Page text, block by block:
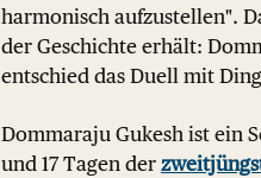
harmonisch aufzustellen".
der Geschichte erhält:
entschied das Duell mit
Dommaraju Gukesh ist ein
und 17 Tagen der